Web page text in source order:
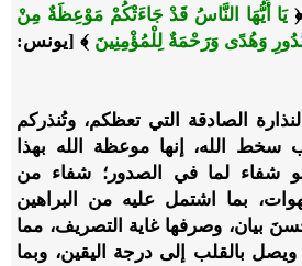
﴿يَا أَيُّهَا النَّاسُ قَدْ جَاءَتْكُمْ مَوْعِظَةٌ مِنْ
وَهُدًى وَرَحْمَةٌ لِلْمُؤْمِنِينَ ﴾ [يونس:
الصادقة التي تعظكم، وتُنذركم
سخط الله، إنها موعظة الله بهذا
شفاء لما في الصدور؛ شفاء من
بما اشتمل عليه من البراهين
أحسنَ بيان، وصرفها غاية التصريف، مما
بالقلب إلى درجة اليقين، وبما